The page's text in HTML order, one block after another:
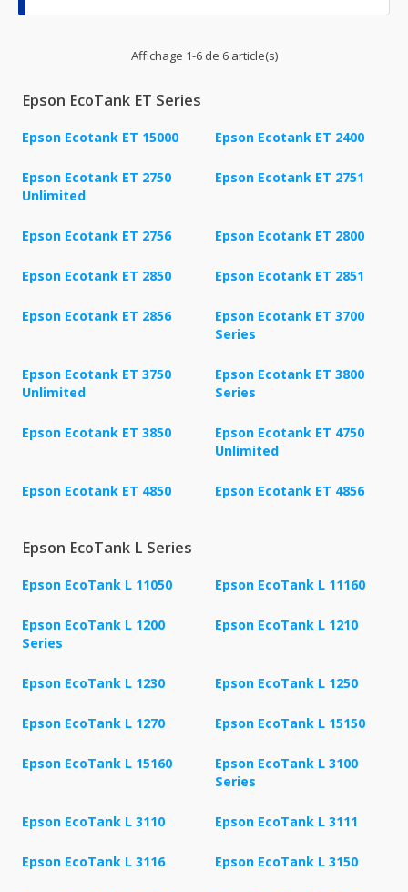
Affichage 1-6 de 6 article(s)
Epson EcoTank ET Series
Epson Ecotank ET 15000 Epson Ecotank ET 2400
Epson Ecotank ET 2750
Unlimited
Epson Ecotank ET 2751
Epson Ecotank ET 2756 Epson Ecotank ET 2800
Epson Ecotank ET 2850 Epson Ecotank ET 2851
Epson Ecotank ET 2856
Epson Ecotank ET 3700
Series
Epson Ecotank ET 3750
Unlimited
Epson Ecotank ET 3800
Series
Epson Ecotank ET 3850
Epson Ecotank ET 4750
Unlimited
Epson Ecotank ET 4850 Epson Ecotank ET 4856
Epson EcoTank L Series
Epson EcoTank L 11050 Epson EcoTank L 11160
Epson EcoTank L 1200
Series
Epson EcoTank L 1210
Epson EcoTank L 1230 Epson EcoTank L 1250
Epson EcoTank L 1270 Epson EcoTank L 15150
Epson EcoTank L 15160
Epson EcoTank L 3100
Series
Epson EcoTank L 3110 Epson EcoTank L 3111
Epson EcoTank L 3116 Epson EcoTank L 3150